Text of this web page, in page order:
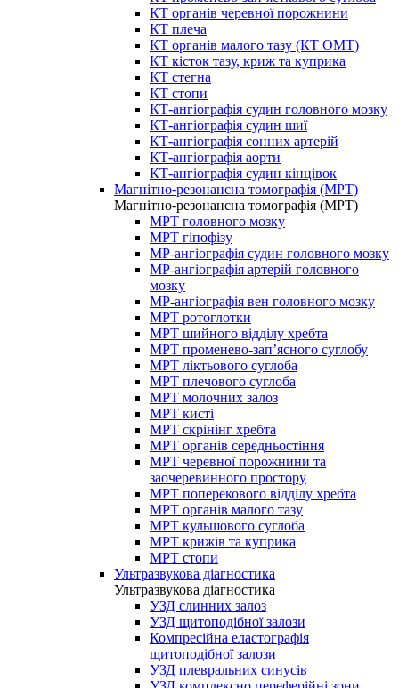
КТ органів черевної порожнини
КТ плеча
КТ органів малого тазу (КТ ОМТ)
КТ кісток тазу, криж та куприка
КТ стегна
КТ стопи
КТ-ангіографія судин головного мозку
КТ-ангіографія судин шиї
КТ-ангіографія сонних артерій
КТ-ангіографія аорти
КТ-ангіографія судин кінцівок
Магнітно-резонансна томографія (МРТ)
Магнітно-резонансна томографія (МРТ)
МРТ головного мозку
МРТ гіпофізу
МР-ангіографія судин головного мозку
МР-ангіографія артерій головного
мозку
МР-ангіографія вен головного мозку
МРТ ротоглотки
МРТ шийного відділу хребта
МРТ променево-зап’ясного суглобу
МРТ ліктьового суглоба
МРТ плечового суглоба
МРТ молочних залоз
МРТ кисті
МРТ скрінінг хребта
МРТ органів середньостіння
МРТ черевної порожнини та
заочеревинного простору
МРТ поперекового відділу хребта
МРТ органів малого тазу
МРТ кульшового суглоба
МРТ крижів та куприка
МРТ стопи
Ультразвукова діагностика
Ультразвукова діагностика
УЗД слинних залоз
УЗД щитоподібної залози
Компресійна еластографія
щитоподібної залози
УЗД плевральних синусів